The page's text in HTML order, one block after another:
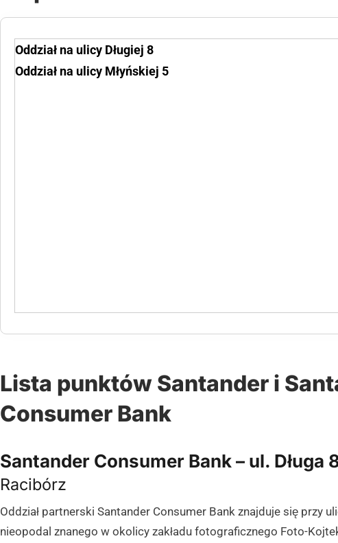
Oddział na ulicy Długiej 8
Oddział na ulicy Młyńskiej 5
Lista punktów Santander i
Consumer Bank
Santander Consumer Bank – ul. Długa
Racibórz
Oddział partnerski Santander Consumer Bank znajduje się przy
nieopodal znanego w okolicy zakładu fotograficznego Foto-